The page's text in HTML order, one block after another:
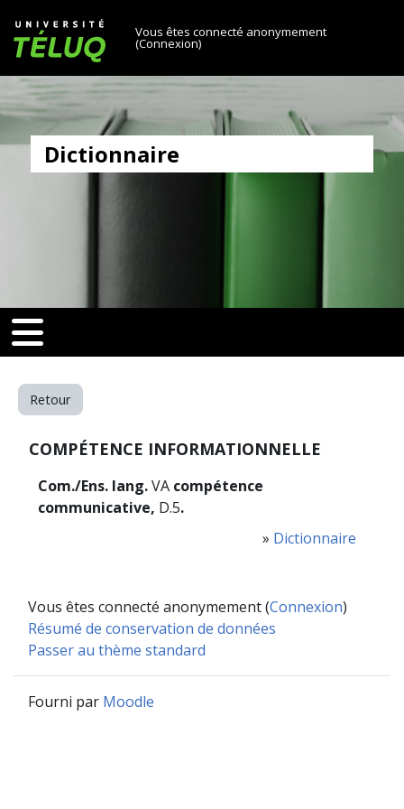
Université TÉLUQ
Vous êtes connecté anonymement
(Connexion)
Dictionnaire
[[nav-toggle]]
toggle]]
Retour
COMPÉTENCE INFORMATIONNELLE
Com./Ens. lang.VA compétence
communicative, D.5.
» Dictionnaire
Vous êtes connecté anonymement (Connexion)
Résumé de conservation de données
Passer au thème standard
Fourni par Moodle